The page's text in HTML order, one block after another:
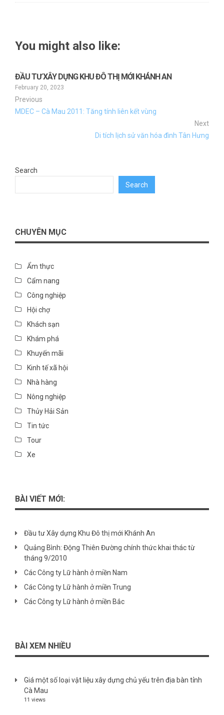
You might also like:
ĐẦU TƯ XÂY DỰNG KHU ĐÔ THỊ MỚI KHÁNH AN
February 20, 2023
Previous
MDEC – Cà Mau 2011: Tăng tính liên kết vùng
Next
Di tích lịch sử văn hóa đình Tân Hưng
Search
Search
CHUYÊN MỤC
Ẩm thực
Cẩm nang
Công nghiệp
Hội chợ
Khách sạn
Khám phá
Khuyến mãi
Kinh tế xã hội
Nhà hàng
Nông nghiệp
Thủy Hải Sản
Tin tức
Tour
Xe
BÀI VIẾT MỚI:
Đầu tư Xây dựng Khu Đô thị mới Khánh An
Quảng Bình: Động Thiên Đường chính thức khai thác từ
tháng 9/2010
Các Công ty Lữ hành ở miền Nam
Các Công ty Lữ hành ở miền Trung
Các Công ty Lữ hành ở miền Bắc
BÀI XEM NHIỀU
Giá một số loại vật liệu xây dựng chủ yếu trên địa bàn tỉnh
Cà Mau
11 views